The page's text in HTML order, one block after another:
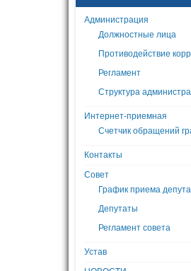
Администрация
Должностные лица
Противодействие
Регламент
Структура
Интернет-приемная
Счетчик обращений
Контакты
Совет
График приема
Депутаты
Регламент совета
Устав